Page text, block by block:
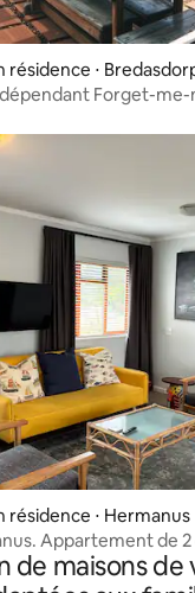
⋅
Forget-
⋅ Hermanus
Appartement de
de maisons de